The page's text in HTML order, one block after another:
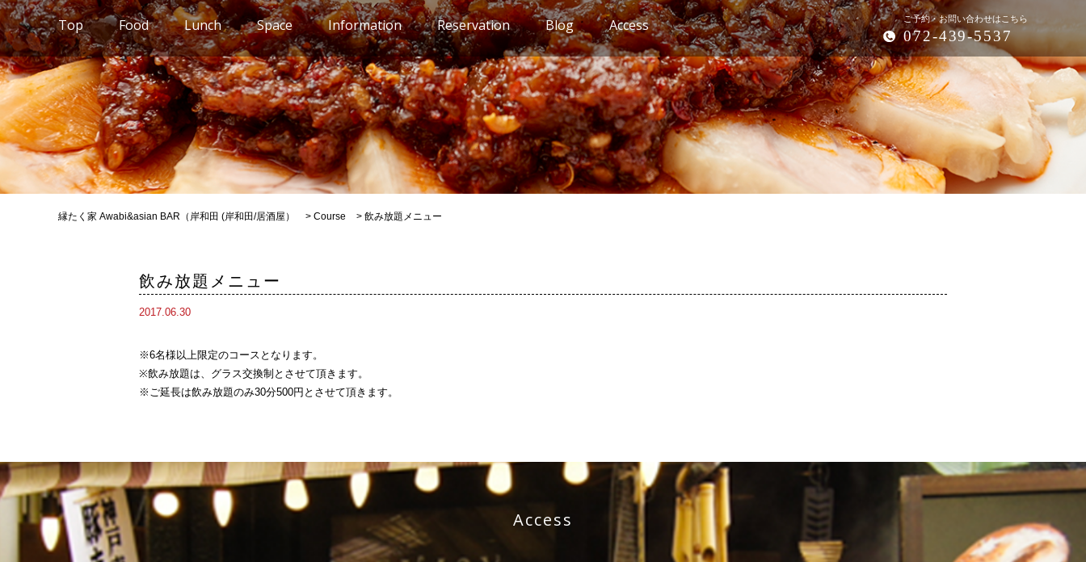
Top Food Lunch Space Information Reservation Blog Access ご予約・お問い合わせはこちら
072-439-5537
縁たく家 Awabi&asian BAR（岸和田 (岸和田/居酒屋） > Course > 飲み放題メニュー
飲み放題メニュー
2017.06.30
※6名様以上限定のコースとなります。
※飲み放題は、グラス交換制とさせて頂きます。
※ご延長は飲み放題のみ30分500円とさせて頂きます。
Access